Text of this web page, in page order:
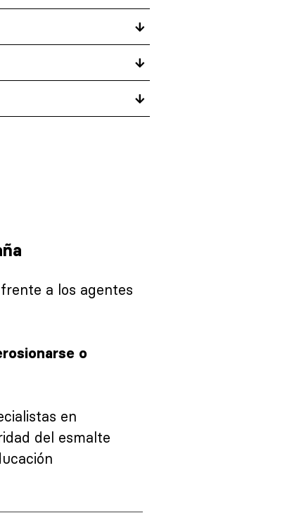
a los agentes
o
en
del esmalte